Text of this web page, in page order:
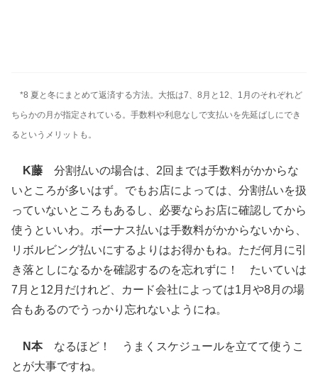
*8 夏と冬にまとめて返済する方法。大抵は7、8月と12、1月のそれぞれど
ちらかの月が指定されている。手数料や利息なしで支払いを先延ばしにでき
るというメリットも。
K藤 分割払いの場合は、2回までは手数料がかからな
いところが多いはず。でもお店によっては、分割払いを扱
っていないところもあるし、必要ならお店に確認してから
使うといいわ。ボーナス払いは手数料がかからないから、
リボルビング払いにするよりはお得かもね。ただ何月に引
き落としになるかを確認するのを忘れずに！ たいていは
7月と12月だけれど、カード会社によっては1月や8月の場
合もあるのでうっかり忘れないようにね。
N本 なるほど！ うまくスケジュールを立てて使うこ
とが大事ですね。